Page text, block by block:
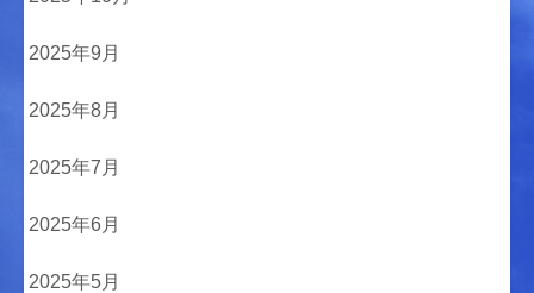
2025年9月
2025年8月
2025年7月
2025年6月
2025年5月